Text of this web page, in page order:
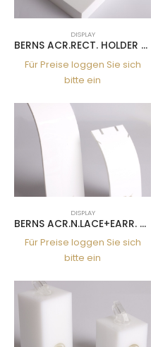
DISPLAY
BERNS ACR.RECT. HOLDER 20*15CM
Für Preise loggen Sie sich
bitte ein
DISPLAY
BERNS ACR.N.LACE+EARR. HOLDER 14+20CM
Für Preise loggen Sie sich
bitte ein